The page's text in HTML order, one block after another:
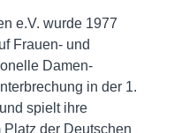
e.V. wurde 1977
Frauen- und
Damen-
in der 1.
spielt ihre
der Deutschen